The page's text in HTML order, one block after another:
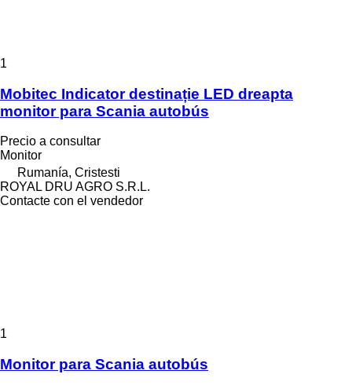
1
Mobitec Indicator destinație LED dreapta
monitor para Scania autobús
Precio a consultar
Monitor
Rumanía, Cristesti
ROYAL DRU AGRO S.R.L.
Contacte con el vendedor
1
Monitor para Scania autobús